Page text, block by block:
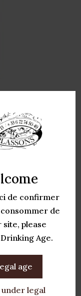
de confirmer
de
please
Age.
age
legal